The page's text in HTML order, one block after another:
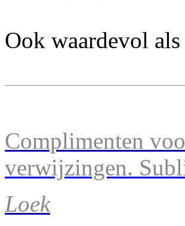
Ook waardevol
Complimenten
verwijzingen.
Loek